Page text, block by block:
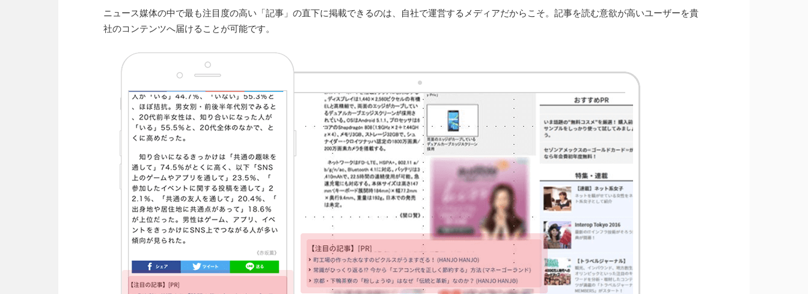
ニュース媒体の中で最も注目度の高い「記事」の直下に掲載できるのは、自社で運営するメディアだからこそ。記事を読む意欲が高いユーザーを貴
社のコンテンツへ届けることが可能です。